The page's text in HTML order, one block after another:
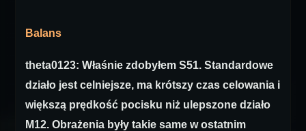
Balans
theta0123: Właśnie zdobyłem S51. Standardowe
działo jest celniejsze, ma krótszy czas celowania i
większą prędkość pocisku niż ulepszone działo
M12. Obrażenia były takie same w ostatnim